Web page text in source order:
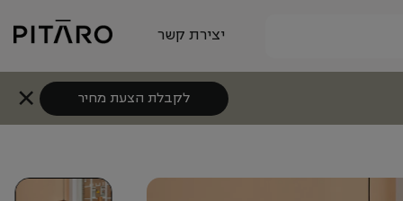
יצירת קשר
לקבלת הצעת מחיר